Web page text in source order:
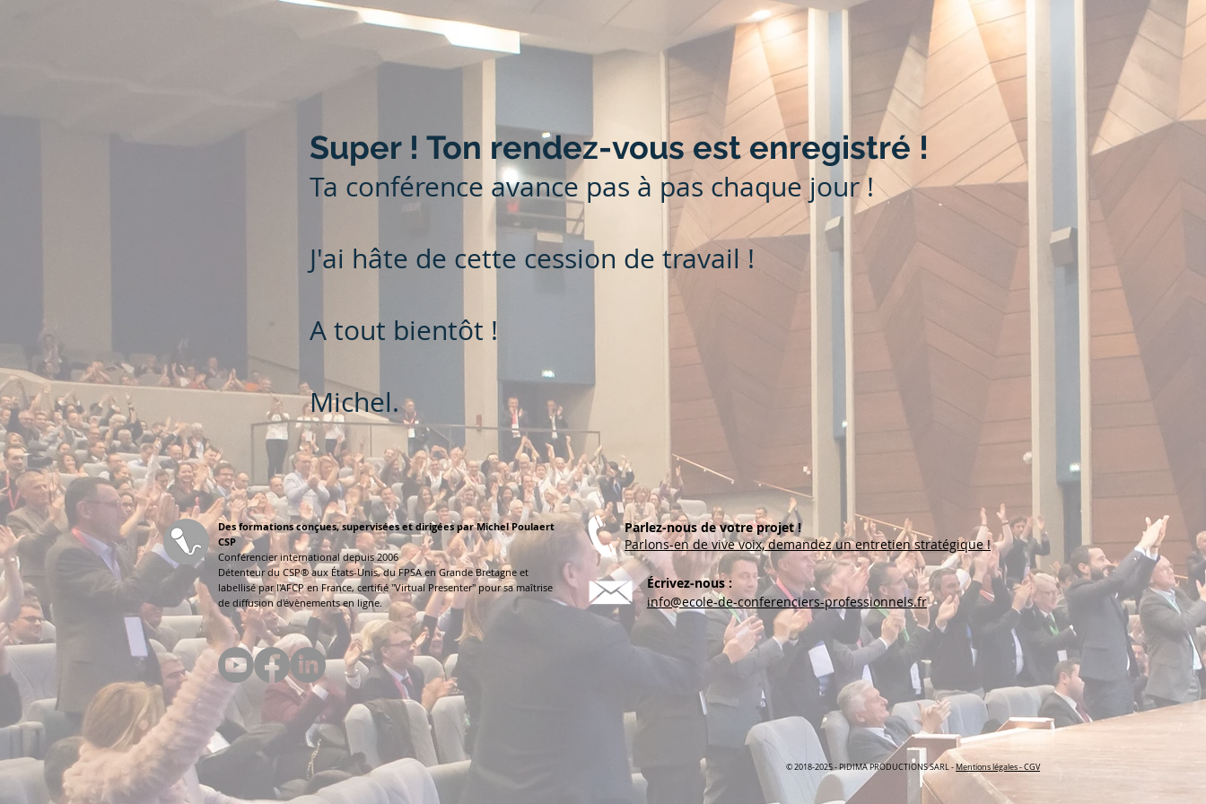
Super ! Ton rendez-vous est enregistré !
Ta conférence avance pas à pas chaque jour !
J'ai hâte de cette cession de travail !
A tout bientôt !
Michel.
Des formations conçues, supervisées et dirigées par Michel Poulaert
CSP
Conférencier international depuis 2006
Détenteur du CSP® aux États-Unis, du FPSA en Grande Bretagne et
labellisé par l'AFCP en France,certifié "Virtual Presenter" pour sa maîtrise
de diffusion d'évènements en ligne.
Parlez-nous de votre projet !
Parlons-en de vive voix, demandez un entretien stratégique !
Écrivez-nous :
info@ecole-de-conferenciers-professionnels.fr
© 2018-2025 - PIDIMA PRODUCTIONS SARL -Mentions légales - CGV